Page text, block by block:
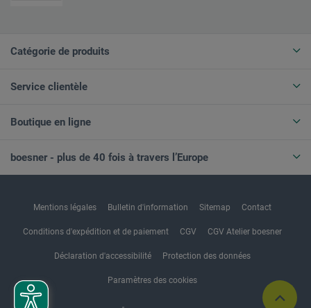
Catégorie de produits
Service clientèle
Boutique en ligne
boesner - plus de 40 fois à travers l’Europe
Mentions légales Bulletin d'information Sitemap Contact
Conditions d'expédition et de paiement CGV CGV Atelier boesner
Déclaration d'accessibilité Protection des données
Paramètres des cookies